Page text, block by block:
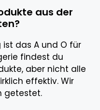
aus der
ist das A und O für
findest du
aber nicht alle
effektiv. Wir
getestet.